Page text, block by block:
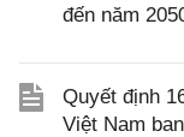
đến năm
Quyết định
Việt Nam